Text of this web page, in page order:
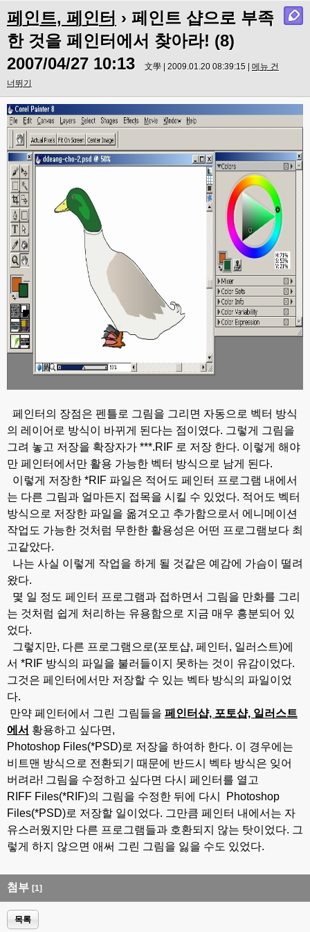
페인트, 페인터 › 페인트 샵으로 부족
한 것을 페인터에서 찾아라! (8)
2007/04/27 10:13
文學 | 2009.01.20 08:39:15 | 메뉴 건
너뛰기
페인터의 장점은 펜틀로 그림을 그리면 자동으로 벡터 방식
의 레이어로 방식이 바뀌게 된다는 점이였다. 그렇게 그림을
그려 놓고 저장을 확장자가 ***.RIF 로 저장 한다. 이렇게 해야
만 페인터에서만 활용 가능한 벡터 방식으로 남게 된다.
이렇게 저장한 *RIF 파일은 적어도 페인터 프로그램 내에서
는 다른 그림과 얼마든지 접목을 시킬 수 있었다. 적어도 벡터
방식으로 저장한 파일을 옮겨오고 추가함으로서 에니메이션
작업도 가능한 것처럼 무한한 활용성은 어떤 프로그램보다 최
고같았다.
나는 사실 이렇게 작업을 하게 될 것같은 예감에 가슴이 떨려
왔다.
몇 일 정도 페인터 프로그램과 접하면서 그림을 만화를 그리
는 것처럼 쉽게 처리하는 유용함으로 지금 매우 흥분되어 있
었다.
그렇지만, 다른 프로그램으로(포토샵, 페인터, 일러스트)에
서 *RIF 방식의 파일을 불러들이지 못하는 것이 유감이었다.
그것은 페인터에서만 저장할 수 있는 벡타 방식의 파일이었
다.
만약 페인터에서 그린 그림들을 페인터샵, 포토샵, 일러스트
에서 황용하고 싶다면,
Photoshop Files(*PSD)로 저장을 하여하 한다. 이 경우에는
비트맨 방식으로 전환되기 때문에 반드시 벡타 방식은 잊어
버려라! 그림을 수정하고 싶다면 다시 페인터를 열고
RIFF Files(*RIF)의 그림을 수정한 뒤에 다시
Photoshop
Files(*PSD)로 저장할 일이었다. 그만큼 페인터 내에서는 자
유스러웠지만 다른 프로그램들과 호환되지 않는 탓이었다. 그
렇게 하지 않으면 애써 그린 그림을 잃을 수도 있었다.
첨부 [1]
목록